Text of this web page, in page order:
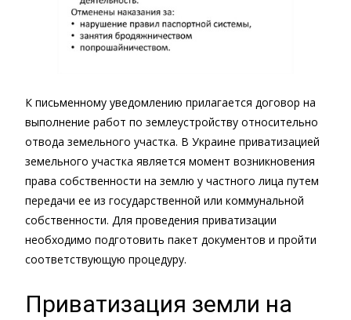
К письменному уведомлению прилагается договор на
выполнение работ по землеустройству относительно
отвода земельного участка. В Украине приватизацией
земельного участка является момент возникновения
права собственности на землю у частного лица путем
передачи ее из государственной или коммунальной
собственности. Для проведения приватизации
необходимо подготовить пакет документов и пройти
соответствующую процедуру.
Приватизация земли на